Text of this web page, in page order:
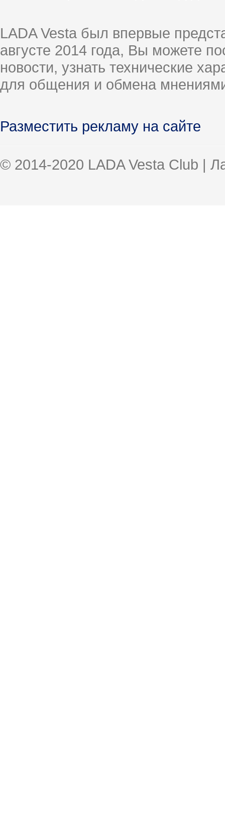
LADA Vesta был впервые
августе 2014 года, Вы можете
новости, узнать технические
для общения и обмена
Разместить рекламу на сайте
© 2014-2020 LADA Vesta Club |